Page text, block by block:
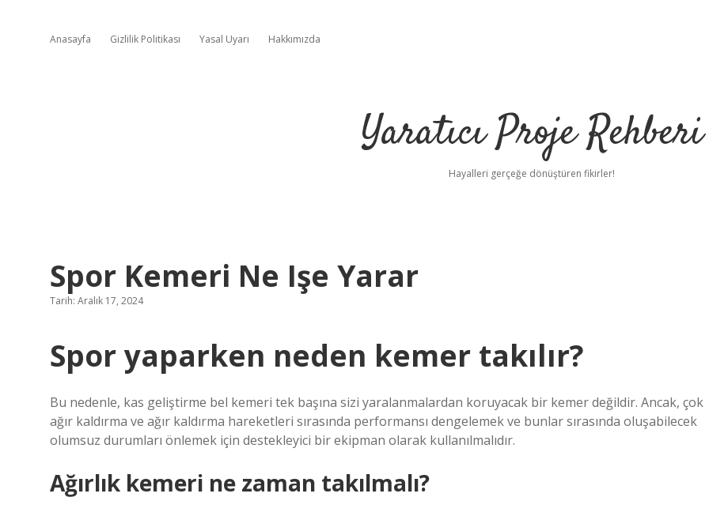
Anasayfa Gizlilik Politikası Yasal Uyarı Hakkımızda
Yaratıcı Proje Rehberi
Hayalleri gerçeğe dönüştüren fikirler!
Spor Kemeri Ne Işe Yarar
Tarih: Aralık 17, 2024
Spor yaparken neden kemer takılır?
Bu nedenle, kas geliştirme bel kemeri tek başına sizi yaralanmalardan koruyacak bir kemer değildir. Ancak, çok
ağır kaldırma ve ağır kaldırma hareketleri sırasında performansı dengelemek ve bunlar sırasında oluşabilecek
olumsuz durumları önlemek için destekleyici bir ekipman olarak kullanılmalıdır.
Ağırlık kemeri ne zaman takılmalı?